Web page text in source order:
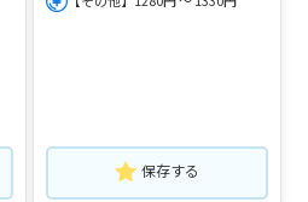
保存する